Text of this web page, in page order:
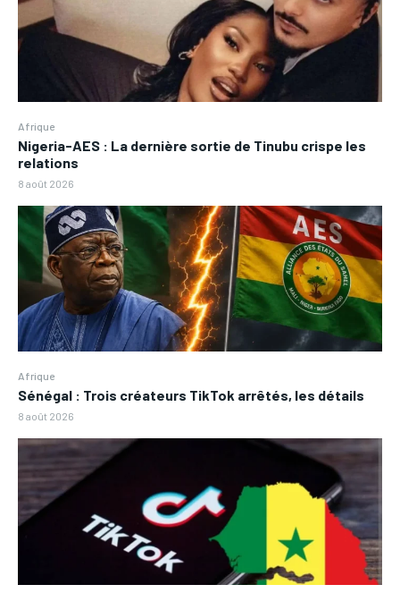
Afrique
Nigeria-AES : La dernière sortie de Tinubu crispe les
relations
8 août 2026
Afrique
Sénégal : Trois créateurs TikTok arrêtés, les détails
8 août 2026